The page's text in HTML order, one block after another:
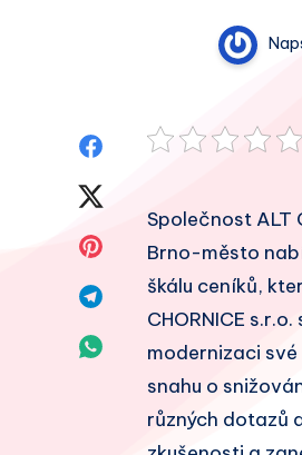
Sdílet
Facebook
Twitter
Sdílet
Pinterest
Sdílet
Telegram
Sdílet
Whatsapp
Společnost ALT
Brno-město
škálu ceníků,
CHORNICE
modernizaci
snahu o
různých dotazů